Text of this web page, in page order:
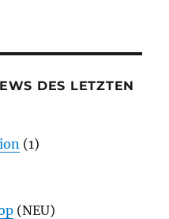
DES LETZTEN
(1)
(NEU)